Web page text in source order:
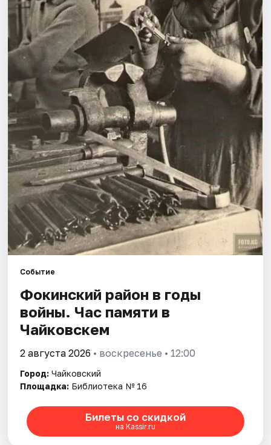
Артисты
Рейтинги
Событие
Фокинский район в годы
войны. Час памяти в
Чайковскем
2 августа 2026 • воскресенье • 12:00
Город: Чайковский
Площадка: Библиотека № 16
Билеты со скидкой
на Kassir.ru